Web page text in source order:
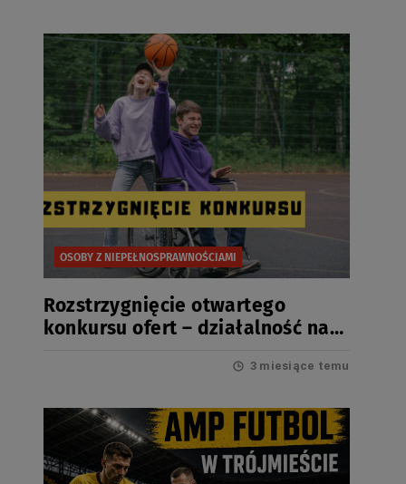
OSOBY Z NIEPEŁNOSPRAWNOŚCIAMI
Rozstrzygnięcie otwartego
konkursu ofert – działalność na
niepełnosprawnościami 2026
3 miesiące temu